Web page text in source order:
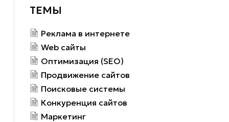
ТЕМЫ
Реклама в интернете
Web сайты
Оптимизация (SEO)
Продвижение сайтов
Поисковые системы
Конкуренция сайтов
Маркетинг